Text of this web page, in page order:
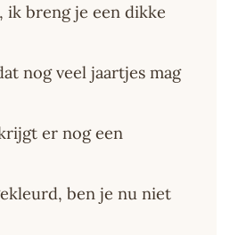
ik breng je een dikke
nog veel jaartjes mag
er nog een
ben je nu niet